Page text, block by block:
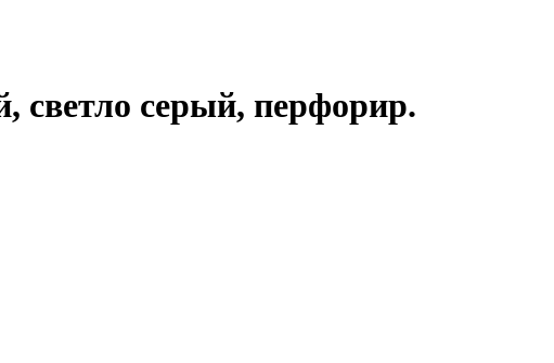
светло серый, перфорир.